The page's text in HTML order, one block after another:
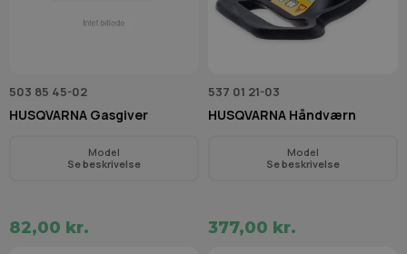
503 85 45-02
HUSQVARNA Gasgiver
Model
Se beskrivelse
82,00 kr.
537 01 21-03
HUSQVARNA Håndværn
Model
Se beskrivelse
377,00 kr.